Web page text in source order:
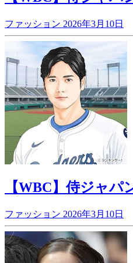
ファッション 2026年3月10日
【WBC】侍ジャパ
ファッション 2026年3月10日